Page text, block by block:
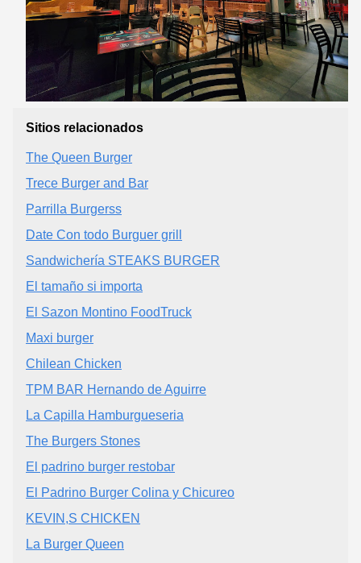
Sitios relacionados
The Queen Burger
Trece Burger and Bar
Parrilla Burgerss
Date Con todo Burguer grill
Sandwichería STEAKS BURGER
El tamaño si importa
El Sazon Montino FoodTruck
Maxi burger
Chilean Chicken
TPM BAR Hernando de Aguirre
La Capilla Hamburgueseria
The Burgers Stones
El padrino burger restobar
El Padrino Burger Colina y Chicureo
KEVIN,S CHICKEN
La Burger Queen